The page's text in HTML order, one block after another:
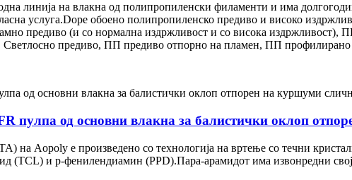
линија на влакна од полипропиленски филаменти и има
услуга.Dope обоено полипропиленско предиво и високо
предиво (и со нормална издржливост и со висока
предиво, ПП предиво отпорно на пламен, ПП профилирано
пулпа од основни влакна за балистички оклоп
на Aopoly е произведено со технологија на вртење со течни
(TCL) и р-фенилендиамин (PPD).Пара-арамидот има извонредни